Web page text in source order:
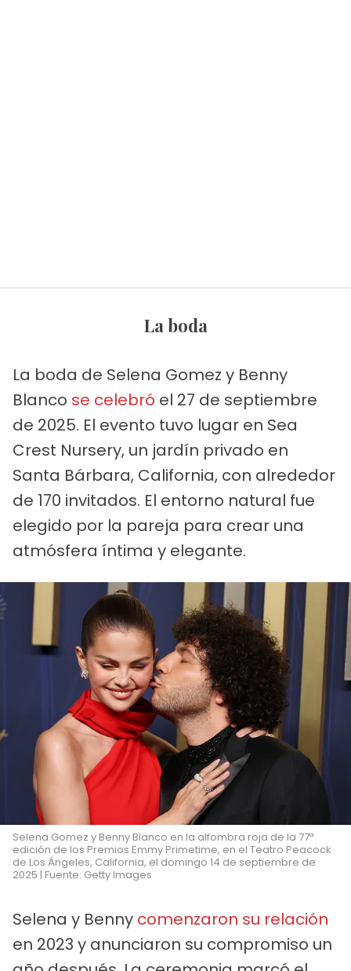
La boda
La boda de Selena Gomez y Benny
Blanco se celebró el 27 de septiembre
de 2025. El evento tuvo lugar en Sea
Crest Nursery, un jardín privado en
Santa Bárbara, California, con alrededor
de 170 invitados. El entorno natural fue
elegido por la pareja para crear una
atmósfera íntima y elegante.
Selena Gomez y Benny Blanco en la alfombra roja de la 77ª
edición de los Premios Emmy Primetime, en el Teatro Peacock
de Los Ángeles, California, el domingo 14 de septiembre de
2025 | Fuente: Getty Images
Selena y Benny comenzaron su relación
en 2023 y anunciaron su compromiso un